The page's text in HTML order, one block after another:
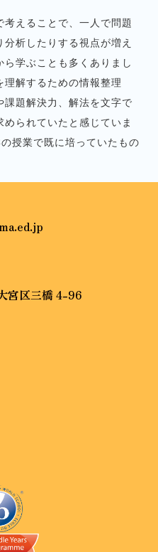
えることで、一人で問題
析したりする視点が増え
学ぶことも多くありまし
解するための情報整理
課題解決力、解法を文字で
られていたと感じていま
授業で既に培っていたもの
宮区三橋 4-96